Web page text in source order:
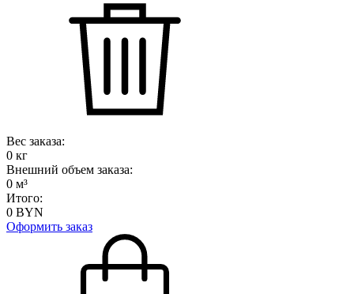
Вес заказа:
0 кг
Внешний объем заказа:
0 м³
Итого:
0 BYN
Оформить заказ